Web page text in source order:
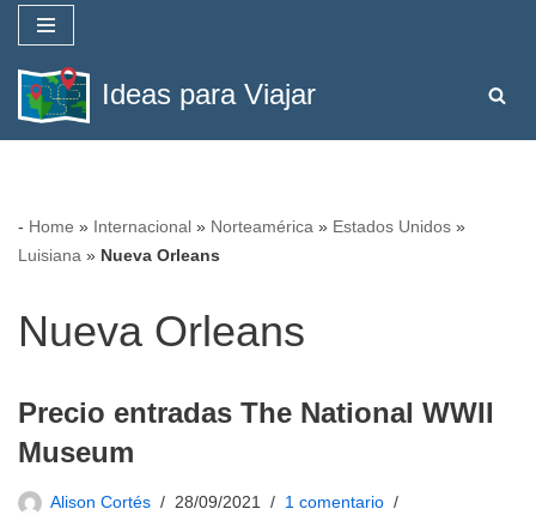
Saltar
al
contenido
Ideas para Viajar
- Home » Internacional » Norteamérica » Estados Unidos »
Luisiana » Nueva Orleans
Nueva Orleans
Precio entradas The National WWII
Museum
Alison Cortés 28/09/2021
1 comentario